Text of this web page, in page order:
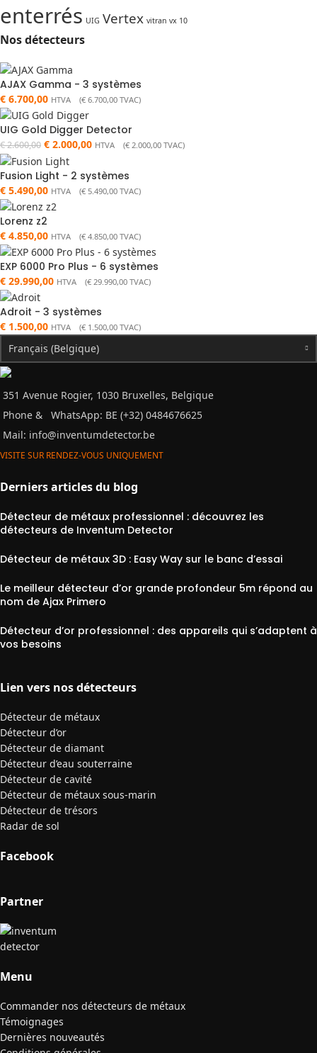
enterrés UIG Vertex vitran vx 10
Nos détecteurs
AJAX Gamma - 3 systèmes
€ 6.700,00 HTVA (€ 6.700,00 TVAC)
UIG Gold Digger Detector
€2.600,00 € 2.000,00 HTVA (€ 2.000,00 TVAC)
Fusion Light - 2 systèmes
€ 5.490,00 HTVA (€ 5.490,00 TVAC)
Lorenz z2
€ 4.850,00 HTVA (€ 4.850,00 TVAC)
EXP 6000 Pro Plus - 6 systèmes
€ 29.990,00 HTVA (€ 29.990,00 TVAC)
Adroit - 3 systèmes
€ 1.500,00 HTVA (€ 1.500,00 TVAC)
Français (Belgique)
351 Avenue Rogier, 1030 Bruxelles, Belgique
Phone &
WhatsApp: BE (+32) 0484676625
Mail: info@inventumdetector.be
VISITE SUR RENDEZ-VOUS UNIQUEMENT
Derniers articles du blog
Détecteur de métaux professionnel : découvrez les
détecteurs de Inventum Detector
Détecteur de métaux 3D : Easy Way sur le banc d’essai
Le meilleur détecteur d’or grande profondeur 5m répond au
nom de Ajax Primero
Détecteur d’or professionnel : des appareils qui s’adaptent à
vos besoins
Lien vers nos détecteurs
Détecteur de métaux
Détecteur d’or
Détecteur de diamant
Détecteur d’eau souterraine
Détecteur de cavité
Détecteur de métaux sous-marin
Détecteur de trésors
Radar de sol
Facebook
Partner
Menu
Commander nos détecteurs de métaux
Témoignages
Dernières nouveautés